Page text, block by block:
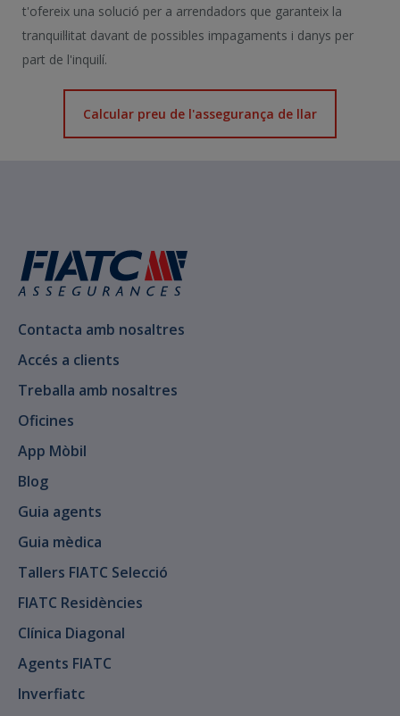
t'ofereix una solució per a arrendadors que garanteix la
tranquil·litat davant de possibles impagaments i danys per
part de l'inquilí.
Calcular preu de l'assegurança de llar
Contacta amb nosaltres
Accés a clients
Treballa amb nosaltres
Oficines
App Mòbil
Blog
Guia agents
Guia mèdica
Tallers FIATC Selecció
FIATC Residències
Clínica Diagonal
Agents FIATC
Inverfiatc